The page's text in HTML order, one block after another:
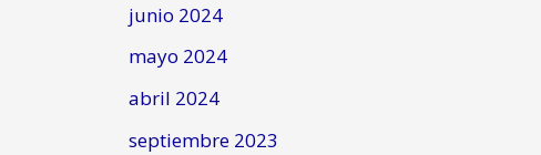
junio 2024
mayo 2024
abril 2024
septiembre 2023